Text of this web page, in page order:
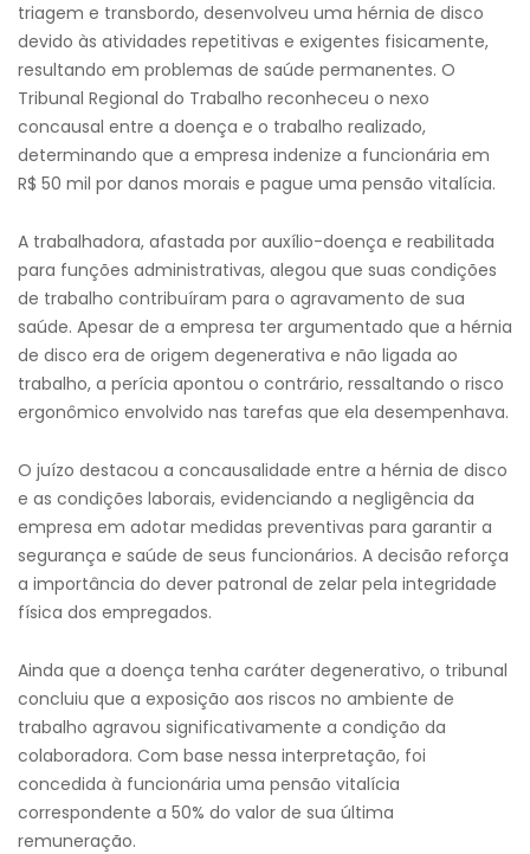
triagem e transbordo, desenvolveu uma hérnia de disco
devido às atividades repetitivas e exigentes fisicamente,
resultando em problemas de saúde permanentes. O
Tribunal Regional do Trabalho reconheceu o nexo
concausal entre a doença e o trabalho realizado,
determinando que a empresa indenize a funcionária em
R$ 50 mil por danos morais e pague uma pensão vitalícia.
A trabalhadora, afastada por auxílio-doença e reabilitada
para funções administrativas, alegou que suas condições
de trabalho contribuíram para o agravamento de sua
saúde. Apesar de a empresa ter argumentado que a hérnia
de disco era de origem degenerativa e não ligada ao
trabalho, a perícia apontou o contrário, ressaltando o risco
ergonômico envolvido nas tarefas que ela desempenhava.
O juízo destacou a concausalidade entre a hérnia de disco
e as condições laborais, evidenciando a negligência da
empresa em adotar medidas preventivas para garantir a
segurança e saúde de seus funcionários. A decisão reforça
a importância do dever patronal de zelar pela integridade
física dos empregados.
Ainda que a doença tenha caráter degenerativo, o tribunal
concluiu que a exposição aos riscos no ambiente de
trabalho agravou significativamente a condição da
colaboradora. Com base nessa interpretação, foi
concedida à funcionária uma pensão vitalícia
correspondente a 50% do valor de sua última
remuneração.